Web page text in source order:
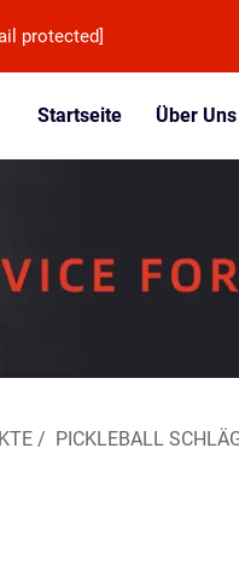
protected]
Startseite Über Uns
/ PICKLEBALL